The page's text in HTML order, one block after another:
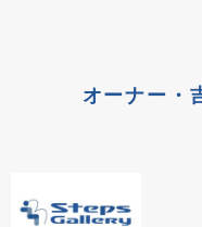
オーナー・